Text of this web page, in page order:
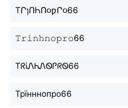
TՐɿՈҺՈ૦ƿՐ૦66
𝚃𝚛𝚒𝚗𝚑𝚗𝚘𝚙𝚛𝚘66
TᖇiᏁᏂᏁᏫᎵᖇᏫ66
Трїнннопро66